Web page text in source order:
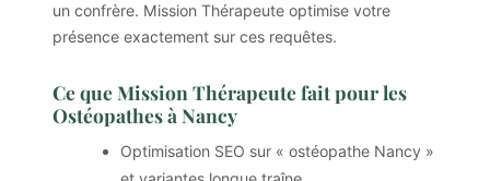
un confrère. Mission Thérapeute optimise votre
présence exactement sur ces requêtes.
Ce que Mission Thérapeute fait pour les
Ostéopathes à Nancy
Optimisation SEO sur « ostéopathe Nancy »